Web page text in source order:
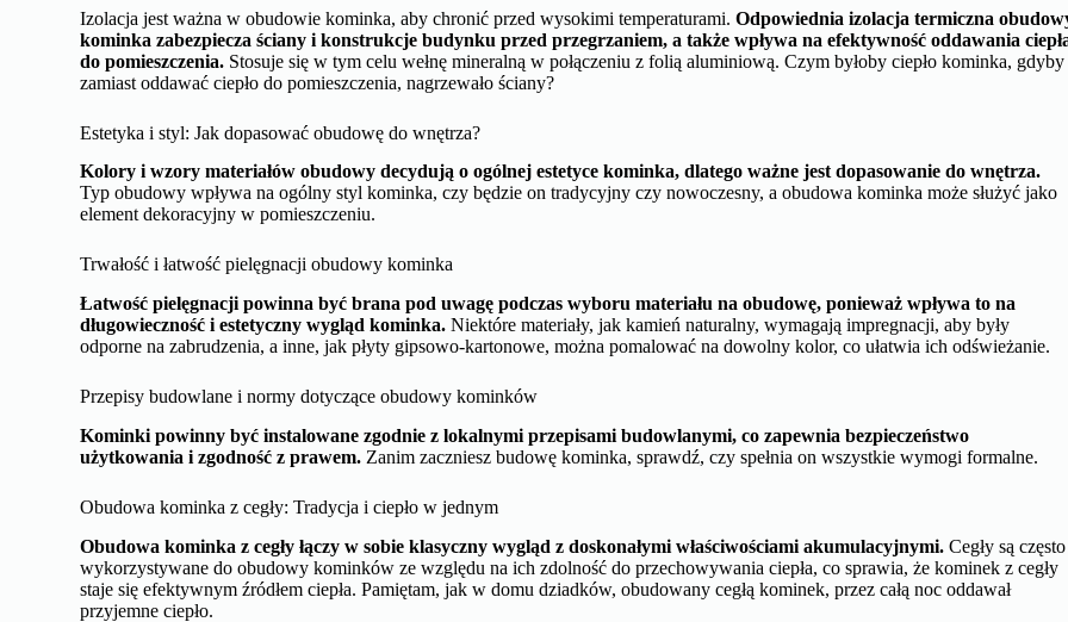
Izolacja jest ważna w obudowie kominka, aby chronić przed wysokimi temperaturami.Odpowiednia izolacja termiczna
kominka zabezpiecza ściany i konstrukcje budynku przed przegrzaniem, a także wpływa na efektywność oddawania
do pomieszczenia. Stosuje się w tym celu wełnę mineralną w połączeniu z folią aluminiową. Czym byłoby ciepło kominka, gdyby
zamiast oddawać ciepło do pomieszczenia, nagrzewało ściany?
Estetyka i styl: Jak dopasować obudowę do wnętrza?
Kolory i wzory materiałów obudowy decydują o ogólnej estetyce kominka, dlatego ważne jest dopasowanie do wnętrza.
Typ obudowy wpływa na ogólny styl kominka, czy będzie on tradycyjny czy nowoczesny, a obudowa kominka może służyć jako
element dekoracyjny w pomieszczeniu.
Trwałość i łatwość pielęgnacji obudowy kominka
Łatwość pielęgnacji powinna być brana pod uwagę podczas wyboru materiału na obudowę, ponieważ wpływa to na
długowieczność i estetyczny wygląd kominka. Niektóre materiały, jak kamień naturalny, wymagają impregnacji, aby były
odporne na zabrudzenia, a inne, jak płyty gipsowo-kartonowe, można pomalować na dowolny kolor, co ułatwia ich odświeżanie.
Przepisy budowlane i normy dotyczące obudowy kominków
Kominki powinny być instalowane zgodnie z lokalnymi przepisami budowlanymi, co zapewnia bezpieczeństwo
użytkowania i zgodność z prawem. Zanim zaczniesz budowę kominka, sprawdź, czy spełnia on wszystkie wymogi formalne.
Obudowa kominka z cegły: Tradycja i ciepło w jednym
Obudowa kominka z cegły łączy w sobie klasyczny wygląd z doskonałymi właściwościami akumulacyjnymi. Cegły są często
wykorzystywane do obudowy kominków ze względu na ich zdolność do przechowywania ciepła, co sprawia, że kominek z cegły
staje się efektywnym źródłem ciepła. Pamiętam, jak w domu dziadków, obudowany cegłą kominek, przez całą noc oddawał
przyjemne ciepło.